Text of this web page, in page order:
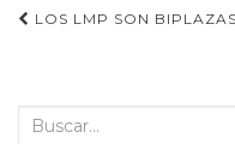
Navegación
LOS LMP SON BIPLAZAS
Buscar: